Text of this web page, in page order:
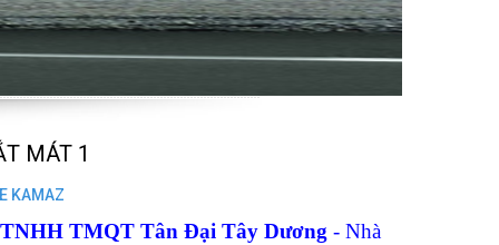
MÁT 1
KAMAZ
TMQT Tân Đại Tây Dương - Nhà